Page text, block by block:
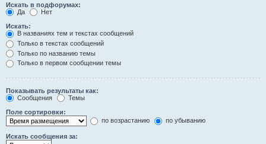
Искать в подфорумах:
Да
Нет
Искать:
В названиях тем и текстах сообщений
Только в текстах сообщений
Только по названию темы
Только в первом сообщении темы
Показывать результаты как:
Сообщения
Темы
Поле сортировки:
по возрастанию
по убыванию
Искать сообщения за: